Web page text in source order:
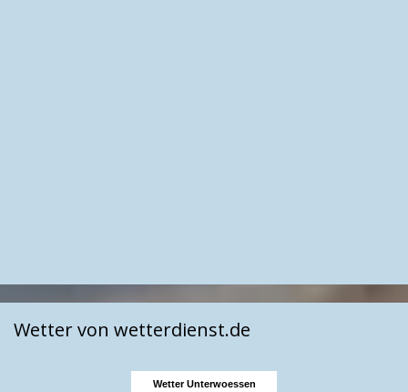
Wetter von wetterdienst.de
Wetter Unterwoessen